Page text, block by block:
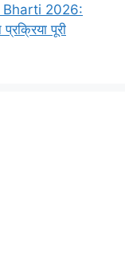
Bharti 2026:
पूरी